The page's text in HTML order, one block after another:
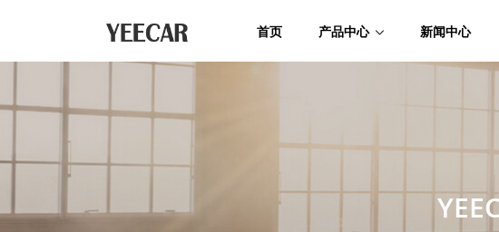
首页 产品中心 新闻中心